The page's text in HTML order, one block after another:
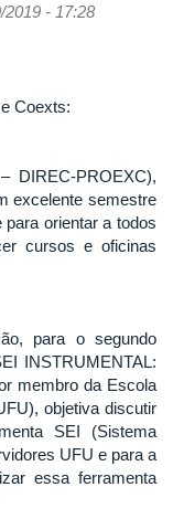
2019 - 17:28
Coexts:
DIREC-PROEXC),
excelente semestre
orientar a todos
cursos e oficinas
para o segundo
INSTRUMENTAL:
membro da Escola
objetiva discutir
SEI (Sistema
UFU e para a
essa ferramenta